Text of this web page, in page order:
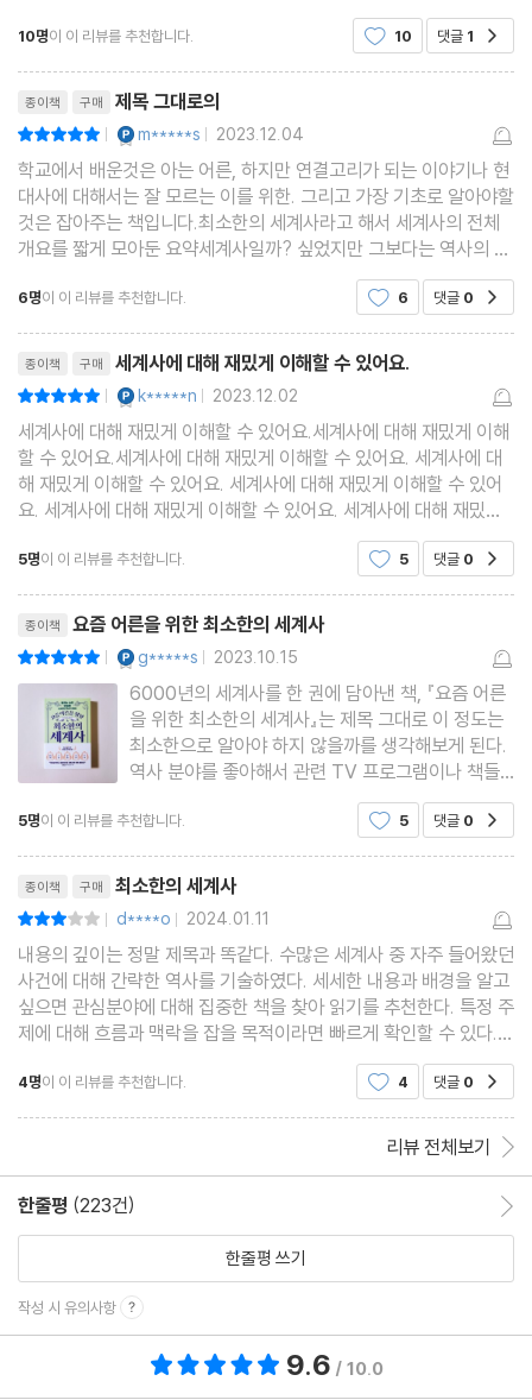
소한의 세계사’는 모두 4파트로 되어
10명이 이 리뷰를 추천합니다. 10 댓글 1
종이책 구매 제목 그대로의
| m*****s | 2023.12.04
학교에서 배운것은 아는 어른, 하지만 연결고리가 되는 이야기나 현
대사에 대해서는 잘 모르는 이를 위한. 그리고 가장 기초로 알아야할
것은 잡아주는 책입니다.최소한의 세계사라고 해서 세계사의 전체
개요를 짧게 모아둔 요약세계사일까? 싶었지만 그보다는 역사의 중
요한 지점들을 조명하는 책에 가깝습니다. 인류문명의 시작부터, 역
사가 바뀌는 전쟁의 시작과 진행과 끝, 세계에 영
6명이 이 리뷰를 추천합니다. 6 댓글 0
종이책 구매 세계사에 대해 재밌게 이해할 수 있어요.
| k*****n | 2023.12.02
세계사에 대해 재밌게 이해할 수 있어요.세계사에 대해 재밌게 이해
할 수 있어요.세계사에 대해 재밌게 이해할 수 있어요. 세계사에 대
해 재밌게 이해할 수 있어요. 세계사에 대해 재밌게 이해할 수 있어
요. 세계사에 대해 재밌게 이해할 수 있어요. 세계사에 대해 재밌게
이해할 수 있어요. 세계사에 대해 재밌게 이해할 수 있어요. 세계사
에 대해 재밌게 이해할 수 있어요.
5명이 이 리뷰를 추천합니다. 5 댓글 0
종이책 요즘 어른을 위한 최소한의 세계사
| g*****s | 2023.10.15
6000년의 세계사를 한 권에 담아낸 책, 『요즘 어른
을 위한 최소한의 세계사』는 제목 그대로 이 정도는
최소한으로 알아야 하지 않을까를 생각해보게 된다.
역사 분야를 좋아해서 관련 TV 프로그램이나 책들
을 많이 읽는 한 사람으로서 『최소한의 한국사』를 쓰
신 최태성 작가님이 추천한 책이라고 하니 더욱 기대
의 이야기
5명이 이 리뷰를 추천합니다. 5 댓글 0
종이책 구매 최소한의 세계사
| d****o | 2024.01.11
내용의 깊이는 정말 제목과 똑같다. 수많은 세계사 중 자주 들어왔던
사건에 대해 간략한 역사를 기술하였다. 세세한 내용과 배경을 알고
싶으면 관심분야에 대해 집중한 책을 찾아 읽기를 추천한다. 특정 주
제에 대해 흐름과 맥락을 잡을 목적이라면 빠르게 확인할 수 있다.
그리고 각 역사 서술의 중간 중간에 그동안 몰랐던 내용들이 있어 흥
미있게 읽었다. 이 책을 통해 학교에서 배
4명이 이 리뷰를 추천합니다. 4 댓글 0
리뷰 전체보기
한줄평 (223건)
한줄평 쓰기
작성 시 유의사항
9.6 / 10.0